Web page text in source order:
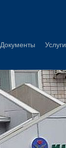
Документы Услуги